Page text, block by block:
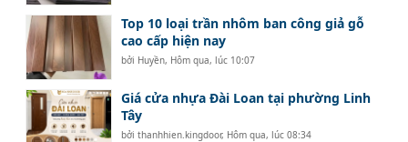
Top 10 loại trần nhôm ban công giả gỗ
cao cấp hiện nay
bởi Huyền, Hôm qua, lúc 10:07
Giá cửa nhựa Đài Loan tại phường Linh
Tây
bởithanhhien.kingdoor, Hôm qua, lúc 08:34